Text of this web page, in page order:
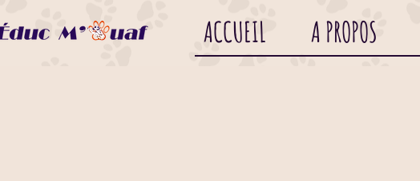
ACCUEIL A PROPOS